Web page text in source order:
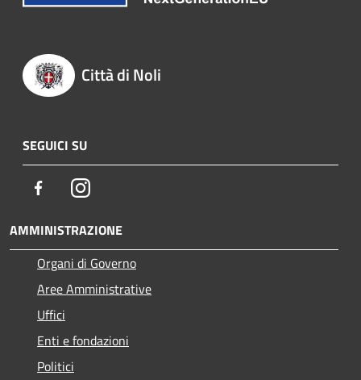
Città di Noli
SEGUICI SU
FacebookInstagram
AMMINISTRAZIONE
Organi di Governo
Aree Amministrative
Uffici
Enti e fondazioni
Politici